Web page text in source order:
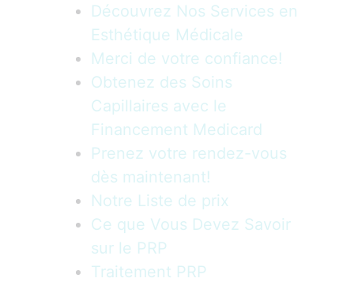
Découvrez Nos Services en
Esthétique Médicale
Merci de votre confiance!
Obtenez des Soins
Capillaires avec le
Financement Medicard
Prenez votre rendez-vous
dès maintenant!
Notre Liste de prix
Ce que Vous Devez Savoir
sur le PRP
Traitement PRP